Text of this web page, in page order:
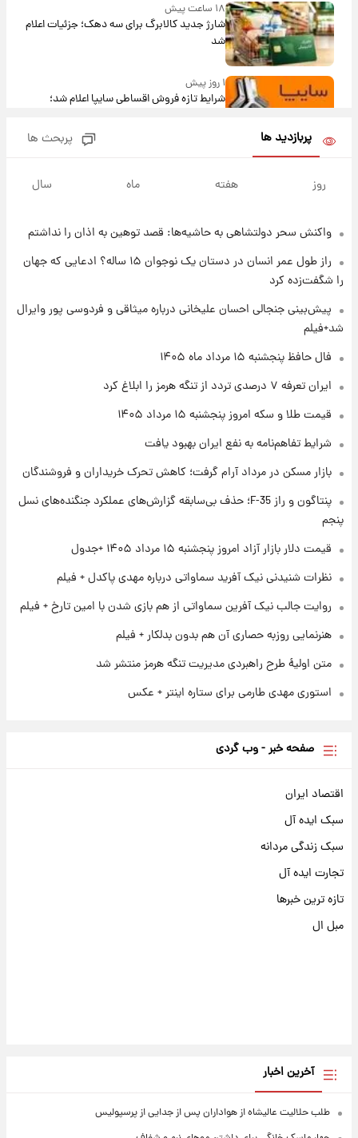
۱۸ ساعت پیش
شارژ جدید کالابرگ برای سه دهک؛ جزئیات اعلام
شد
۱ روز پیش
شرایط تازه فروش اقساطی سایپا اعلام شد؛
قیمت سکه و طلا فردا
۱ روز پیش
۱ روز پیش
۱ روز پیش
ارزش سهام عدالت برای امروز چهارشنبه ۱۴ مرداد
آغاز طرح جدید فروش مشارکت در تولید سایپا؛
سود مشارکت چند درصد است؟
پربازدید ها پربحث ها
روز هفته ماه سال
واکنش سحر دولتشاهی به حاشیه‌ها: قصد توهین به اذان را نداشتم
راز طول عمر انسان در دستان یک نوجوان ۱۵ ساله؟ ادعایی که جهان
را شگفت‌زده کرد
پیش‌بینی جنجالی احسان علیخانی درباره میثاقی و فردوسی پور وایرال
شد+فیلم
فال حافظ پنجشنبه ۱۵ مرداد ماه ۱۴۰۵
ایران تعرفه ۷ درصدی تردد از تنگه هرمز را ابلاغ کرد
قیمت طلا و سکه امروز پنجشنبه ۱۵ مرداد ۱۴۰۵
شرایط تفاهم‌نامه به نفع ایران بهبود یافت
بازار مسکن در مرداد آرام گرفت؛ کاهش تحرک خریداران و فروشندگان
پنتاگون و راز F-35؛ حذف بی‌سابقه گزارش‌های عملکرد جنگنده‌های نسل
پنجم
قیمت دلار بازار آزاد امروز پنجشنبه ۱۵ مرداد ۱۴۰۵ +جدول
نظرات شنیدنی نیک آفرید سماواتی درباره مهدی پاکدل + فیلم
روایت جالب نیک آفرین سماواتی از هم بازی شدن با امین تارخ + فیلم
هنرنمایی روزبه حصاری آن هم بدون بدلکار + فیلم
متن اولیۀ طرح راهبردی مدیریت تنگه هرمز منتشر شد
استوری مهدی طارمی برای ستاره اینتر + عکس
صفحه خبر - وب گردی
اقتصاد ایران
سبک ایده آل
سبک زندگی مردانه
تجارت ایده آل
تازه ترین خبرها
مبل ال
آخرین اخبار
طلب حلالیت عالیشاه از هواداران پس از جدایی از پرسپولیس